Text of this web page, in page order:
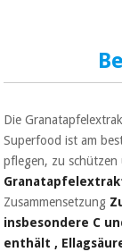
Orthopädie
Chirurgische
instrumente
(ausverkauf)
pilates
Sport
und
spiele
Die
Superfood ist am
pflegen, zu
Zusammensetzung
insbesondere C
enthält ,